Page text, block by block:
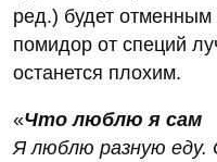
ред.) будет
помидор от специй
останется плохим.
«Что люблю я сам
Я люблю разную еду.